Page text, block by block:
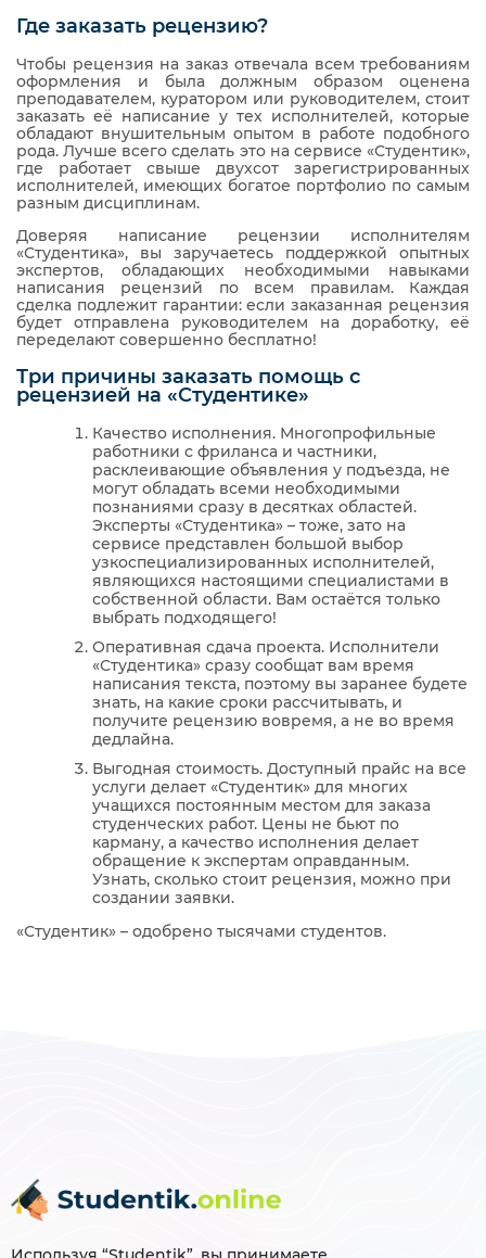
Где заказать рецензию?
Чтобы рецензия на заказ отвечала всем требованиям
оформления и была должным образом оценена
преподавателем, куратором или руководителем, стоит
заказать её написание у тех исполнителей, которые
обладают внушительным опытом в работе подобного
рода. Лучше всего сделать это на сервисе «Студентик»,
где работает свыше двухсот зарегистрированных
исполнителей, имеющих богатое портфолио по самым
разным дисциплинам.
Доверяя написание рецензии исполнителям
«Студентика», вы заручаетесь поддержкой опытных
экспертов, обладающих необходимыми навыками
написания рецензий по всем правилам. Каждая
сделка подлежит гарантии: если заказанная рецензия
будет отправлена руководителем на доработку, её
переделают совершенно бесплатно!
Три причины заказать помощь с
рецензией на «Студентике»
Качество исполнения. Многопрофильные
работники с фриланса и частники,
расклеивающие объявления у подъезда, не
могут обладать всеми необходимыми
познаниями сразу в десятках областей.
Эксперты «Студентика» – тоже, зато на
сервисе представлен большой выбор
узкоспециализированных исполнителей,
являющихся настоящими специалистами в
собственной области. Вам остаётся только
выбрать подходящего!
Оперативная сдача проекта. Исполнители
«Студентика» сразу сообщат вам время
написания текста, поэтому вы заранее будете
знать, на какие сроки рассчитывать, и
получите рецензию вовремя, а не во время
дедлайна.
Выгодная стоимость. Доступный прайс на все
услуги делает «Студентик» для многих
учащихся постоянным местом для заказа
студенческих работ. Цены не бьют по
карману, а качество исполнения делает
обращение к экспертам оправданным.
Узнать, сколько стоит рецензия, можно при
создании заявки.
«Студентик» – одобрено тысячами студентов.